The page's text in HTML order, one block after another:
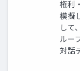
権利
模擬
して
ルー
対話